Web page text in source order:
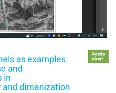
as examples
and
in
dimanization
Accés
obert